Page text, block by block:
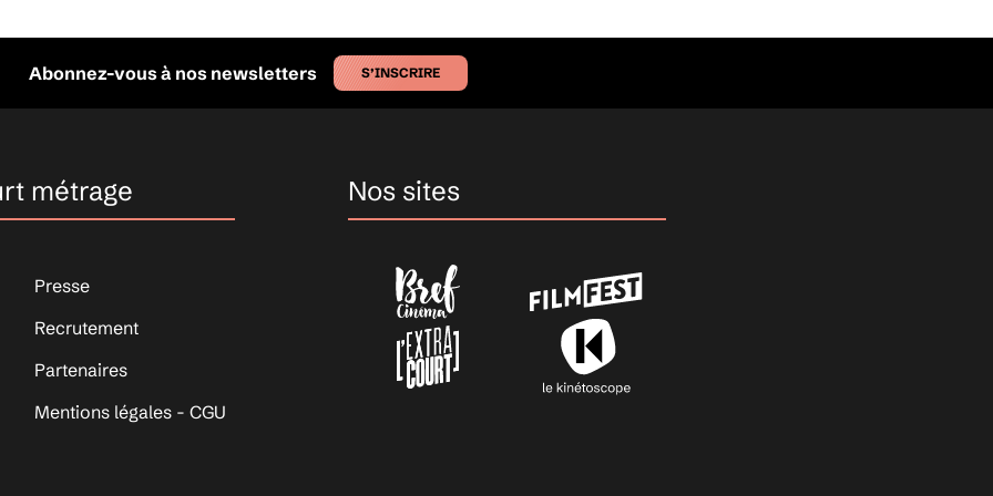
Abonnez-vous à nos newsletters S’INSCRIRE
métrage
Presse
Recrutement
Partenaires
Mentions légales - CGU
Nos sites